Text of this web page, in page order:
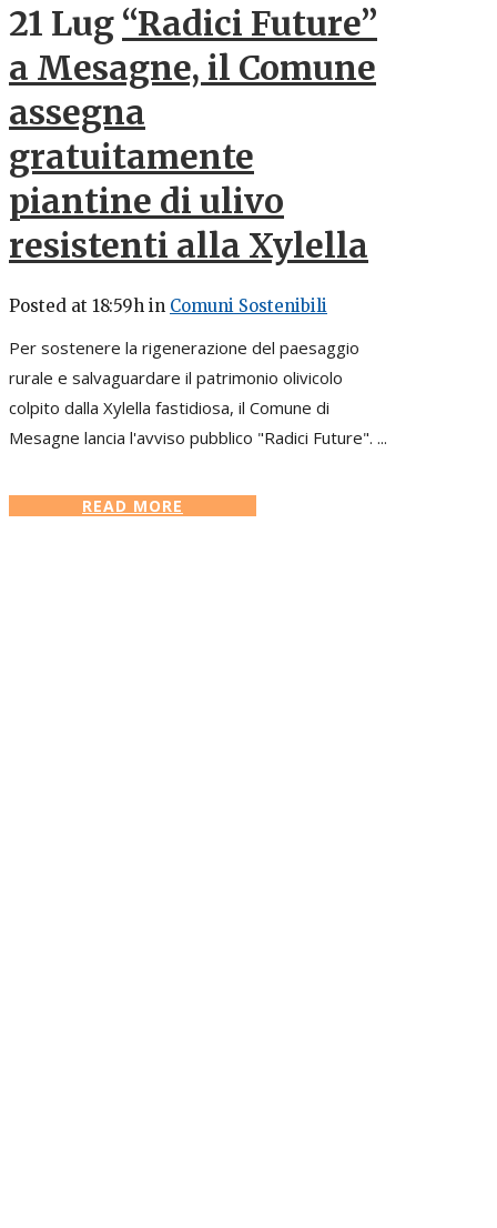
21 Lug “Radici Future”
a Mesagne, il Comune
assegna
gratuitamente
piantine di ulivo
resistenti alla Xylella
Posted at 18:59h in Comuni Sostenibili
Per sostenere la rigenerazione del paesaggio
rurale e salvaguardare il patrimonio olivicolo
colpito dalla Xylella fastidiosa, il Comune di
Mesagne lancia l'avviso pubblico "Radici Future". ...
READ MORE